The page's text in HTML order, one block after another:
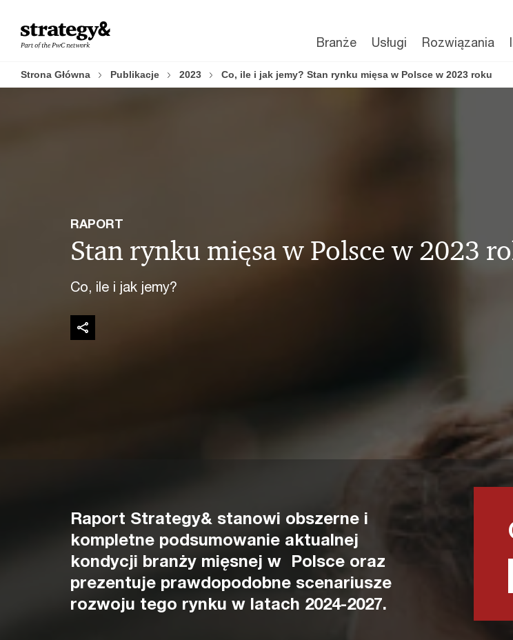
content
footer
Branże Usługi Rozwiązania
Strona Główna Publikacje 2023 Co, ile i jak jemy? Stan rynku mięsa w Polsce w 2023 roku
Stan rynku mięsa w Polsce w 2023
Co, ile i jak jemy?
RAPORT
Raport Strategy& stanowi obszerne i
kompletne podsumowanie aktualnej
kondycji branży mięsnej w Polsce oraz
prezentuje prawdopodobne scenariusze
rozwoju tego rynku w latach 2024-2027.